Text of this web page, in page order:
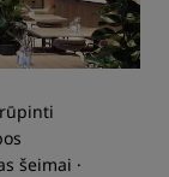
šeimai ·